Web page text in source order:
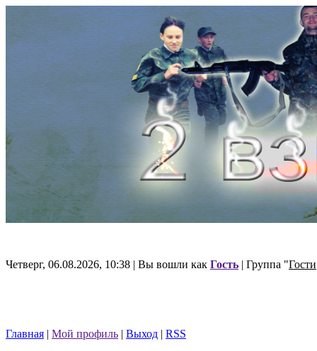
Четверг, 06.08.2026, 10:38 | Вы вошли как Гость | Группа "Гости
Главная | Мой профиль | Выход | RSS